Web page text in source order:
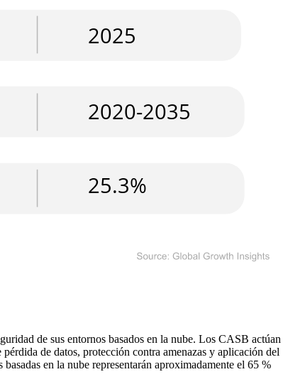
de sus entornos basados ​​en la nube. Los CASB actúan
de datos, protección contra amenazas y aplicación del
en la nube representarán aproximadamente el 65 %